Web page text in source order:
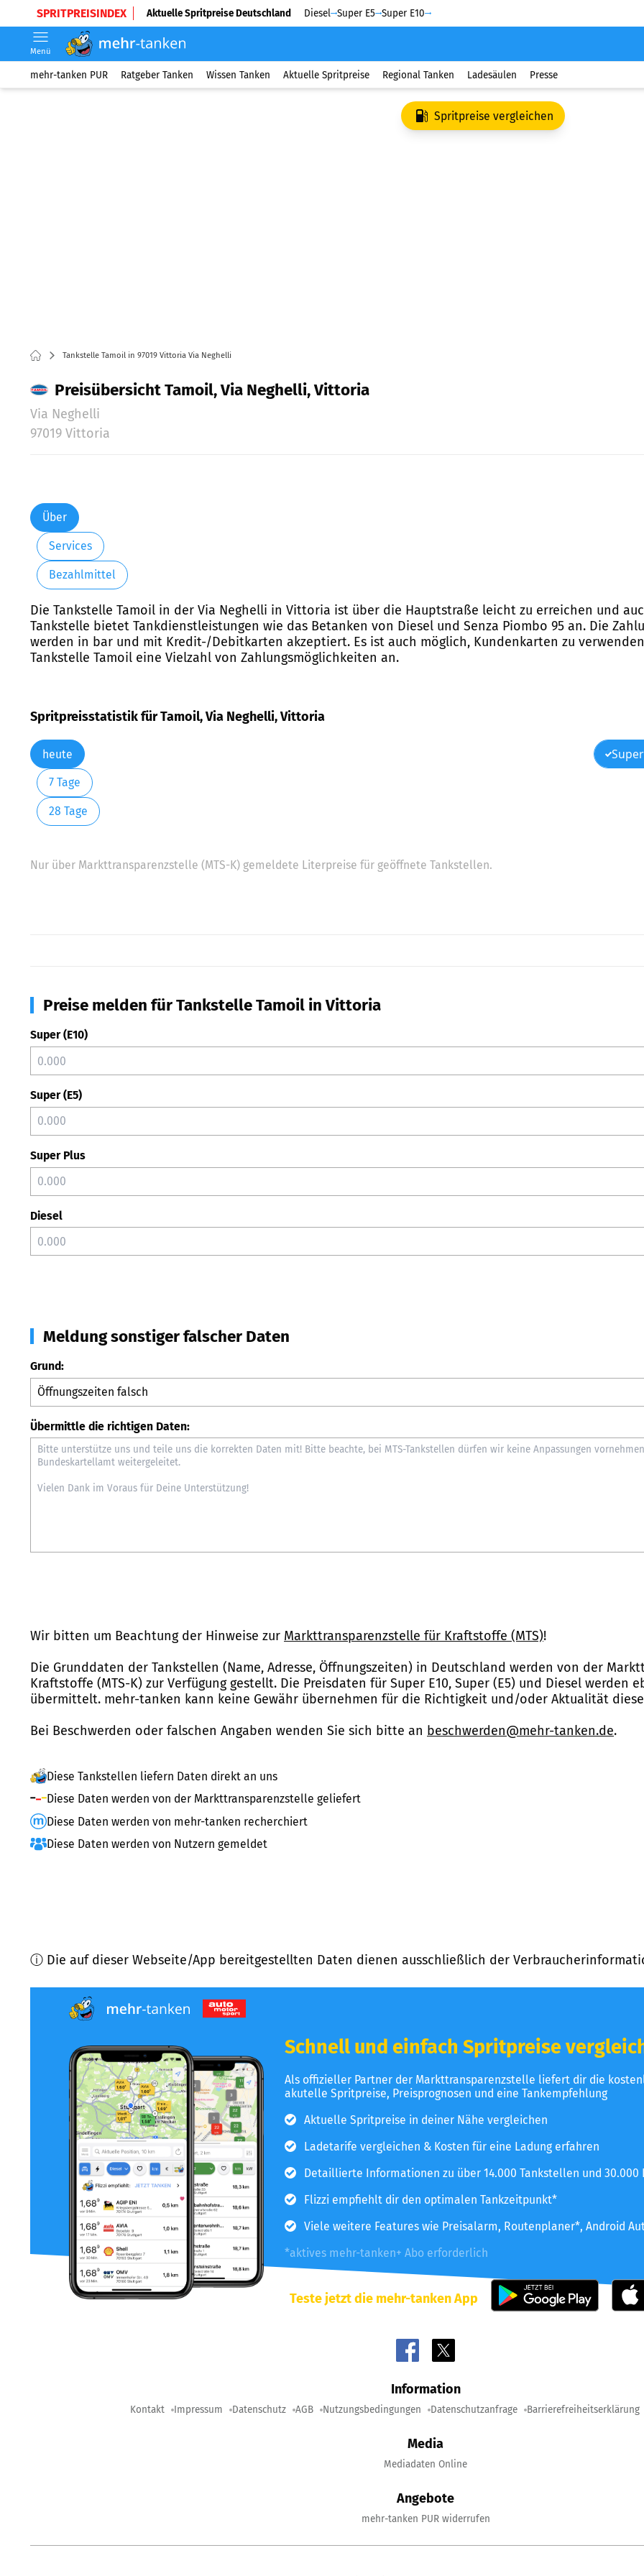
SPRITPREISINDEX Aktuelle Spritpreise Deutschland Diesel Super E5 Super E10
Menü
mehr-tanken PUR Ratgeber Tanken Wissen Tanken Aktuelle Spritpreise Regional Tanken Ladesäulen Presse
Spritpreise vergleichen
Tankstelle Tamoil in 97019 Vittoria Via Neghelli
Preisübersicht Tamoil, Via Neghelli, Vittoria
Via Neghelli
97019 Vittoria
Über
Services
Bezahlmittel
Die Tankstelle Tamoil in der Via Neghelli in Vittoria ist über die Hauptstraße leicht zu erreichen und
Tankstelle bietet Tankdienstleistungen wie das Betanken von Diesel und Senza Piombo 95 an. Die
werden in bar und mit Kredit-/Debitkarten akzeptiert. Es ist auch möglich, Kundenkarten zu
Tankstelle Tamoil eine Vielzahl von Zahlungsmöglichkeiten an.
Spritpreisstatistik für Tamoil, Via Neghelli, Vittoria
heute
7 Tage
28 Tage
Nur über Markttransparenzstelle (MTS-K) gemeldete Literpreise für geöffnete Tankstellen.
Preise melden für Tankstelle Tamoil in Vittoria
Super (E10)
Super (E5)
Super Plus
Diesel
Meldung sonstiger falscher Daten
Grund:
Übermittle die richtigen Daten:
Wir bitten um Beachtung der Hinweise zur Markttransparenzstelle für Kraftstoffe (MTS)!
Die Grunddaten der Tankstellen (Name, Adresse, Öffnungszeiten) in Deutschland werden von der
Kraftstoffe (MTS-K) zur Verfügung gestellt. Die Preisdaten für Super E10, Super (E5) und Diesel werden
übermittelt. mehr-tanken kann keine Gewähr übernehmen für die Richtigkeit und/oder Aktualität
Bei Beschwerden oder falschen Angaben wenden Sie sich bitte an beschwerden@mehr-tanken.de.
Diese Tankstellen liefern Daten direkt an uns
Diese Daten werden von der Markttransparenzstelle geliefert
Diese Daten werden von mehr-tanken recherchiert
Diese Daten werden von Nutzern gemeldet
ⓘ Die auf dieser Webseite/App bereitgestellten Daten dienen ausschließlich der
Schnell und einfach Spritpreise
Als offizieller Partner der Markttransparenzstelle liefert dir die
akutelle Spritpreise, Preisprognosen und eine Tankempfehlung
Aktuelle Spritpreise in deiner Nähe vergleichen
Ladetarife vergleichen & Kosten für eine Ladung erfahren
Detaillierte Informationen zu über 14.000 Tankstellen und 30.000
Flizzi empfiehlt dir den optimalen Tankzeitpunkt*
Viele weitere Features wie Preisalarm, Routenplaner*, Android
*aktives mehr-tanken+ Abo erforderlich
Teste jetzt die mehr-tanken App
Information
Kontakt Impressum Datenschutz AGB Nutzungsbedingungen Datenschutzanfrage Barrierefreiheitserklärung
Media
Mediadaten Online
Angebote
mehr-tanken PUR widerrufen